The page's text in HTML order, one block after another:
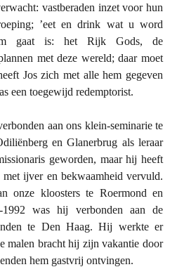
vastberaden inzet voor hun
’eet en drink wat u word
gaat is: het Rijk Gods, de
met deze wereld; daar moet
Jos zich met alle hem gegeven
een toegewijd redemptorist.
aan ons klein-seminarie te
en Glanerbrug als leraar
geworden, maar hij heeft
ijver en bekwaamheid vervuld.
onze kloosters te Roermond en
1992 was hij verbonden aan de
te Den Haag. Hij werkte er
malen bracht hij zijn vakantie door
hem gastvrij ontvingen.